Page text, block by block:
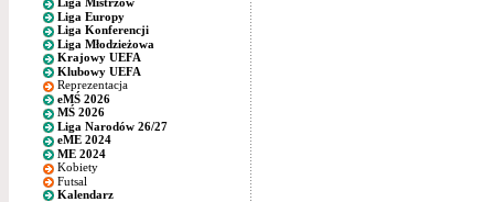
Liga Mistrzów
Liga Europy
Liga Konferencji
Liga Młodzieżowa
Krajowy UEFA
Klubowy UEFA
Reprezentacja
eMŚ 2026
MŚ 2026
Liga Narodów 26/27
eME 2024
ME 2024
Kobiety
Futsal
Kalendarz